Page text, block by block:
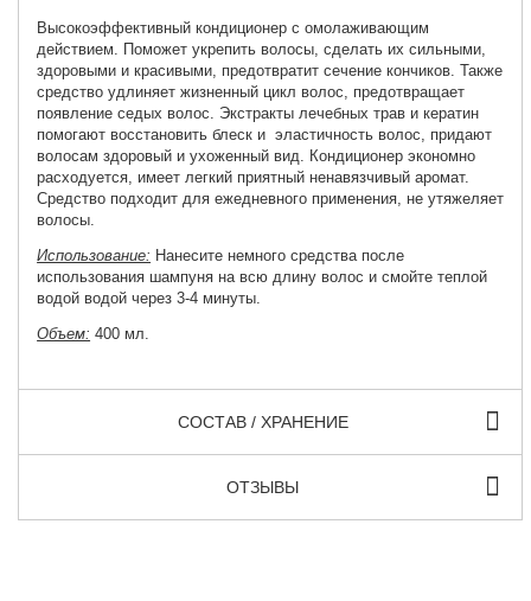
Высокоэффективныйкондиционер с омолаживающим
действием . Поможет укрепить волосы, сделать их сильными,
здоровыми и красивыми, предотвратит сечение кончиков. Также
средство удлиняет жизненный цикл волос, предотвращает
появление седых волос. Экстракты лечебных трав и кератин
помогают восстановить блеск и эластичность волос, придают
волосам здоровый и ухоженный вид. Кондиционер экономно
расходуется, имеет легкий приятный ненавязчивый аромат.
Средство подходит для ежедневного применения, не утяжеляет
волосы.
Использование: Нанесите немного средства после
использования шампуня на всю длину волос и смойте теплой
водой водой через 3-4 минуты.
Объем: 400 мл.
СОСТАВ / ХРАНЕНИЕ
ОТЗЫВЫ